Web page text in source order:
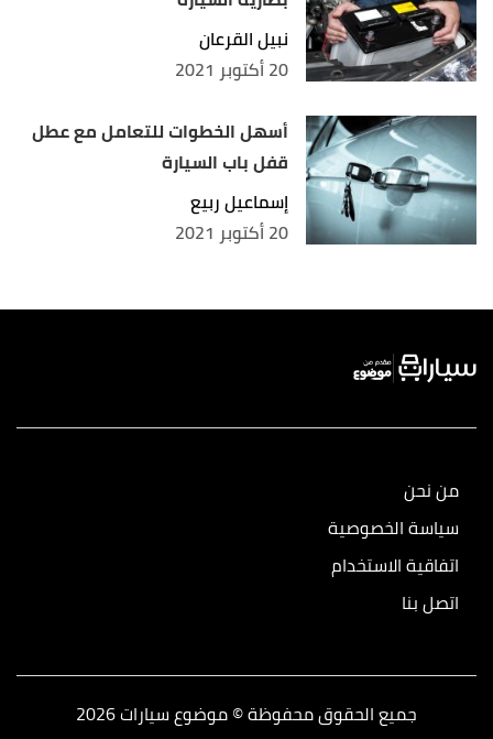
نبيل القرعان
20 أكتوبر 2021
أسهل الخطوات للتعامل مع عطل
قفل باب السيارة
إسماعيل ربيع
20 أكتوبر 2021
من نحن
سياسة الخصوصية
اتفاقية الاستخدام
اتصل بنا
جميع الحقوق محفوظة © موضوع سيارات 2026